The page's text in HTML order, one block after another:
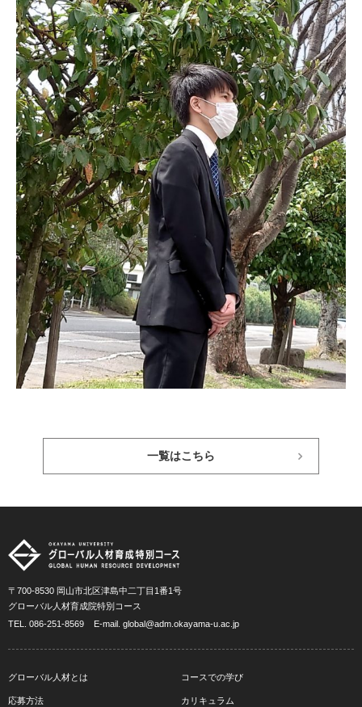
一覧はこちら
〒700-8530 岡山市北区津島中二丁目1番1号
グローバル人材育成院特別コース
TEL. 086-251-8569 E-mail. global@adm.okayama-u.ac.jp
グローバル人材とは コースでの学び
応募方法 カリキュラム